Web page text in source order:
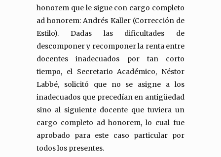
honorem que le sigue con cargo completo
ad honorem: Andrés Kaller (Corrección de
Estilo). Dadas las dificultades de
descomponer y recomponer la renta entre
docentes inadecuados por tan corto
tiempo, el Secretario Académico, Néstor
Labbé, solicitó que no se asigne a los
inadecuados que precedían en antigüedad
sino al siguiente docente que tuviera un
cargo completo ad honorem, lo cual fue
aprobado para este caso particular por
todos los presentes.